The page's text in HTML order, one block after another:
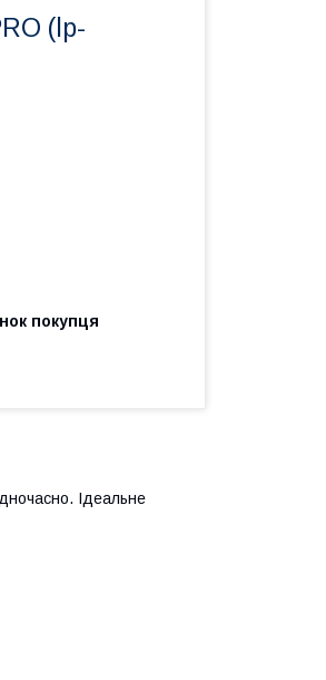
(lp-
покупця
Ідеальне